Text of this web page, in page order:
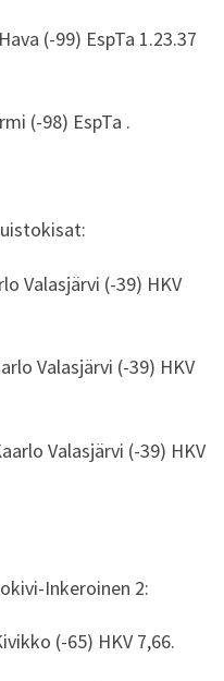
(-99) EspTa 1.23.37
(-98) EspTa .
Valasjärvi (-39) HKV
Valasjärvi (-39) HKV
Valasjärvi (-39) HKV
Inkeroinen 2:
(-65) HKV 7,66.